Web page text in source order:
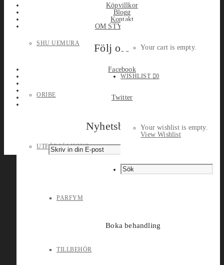
SHU UEMURA
ORIBE
UTFÖRSÄLJNING
PARFYM
TILLBEHÖR
Your cart is empty.
WISHLIST 0
Your wishlist is empty.
View Wishlist
Boka behandling
Köpvillkor
Blogg
Kontakt
OM STYLEPORT
Följ oss
Facebook
Twitter
Nyhetsbrev